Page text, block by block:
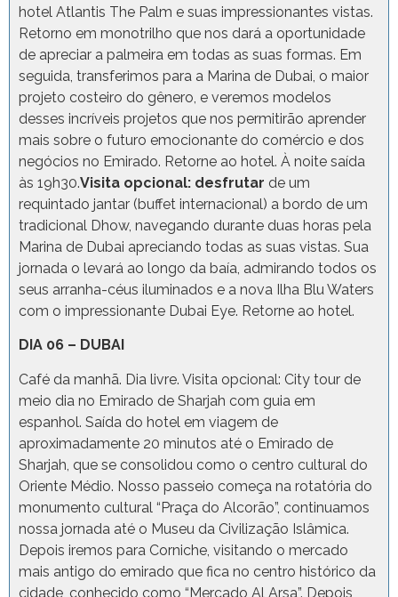
hotel Atlantis The Palm e suas impressionantes vistas.
Retorno em monotrilho que nos dará a oportunidade
de apreciar a palmeira em todas as suas formas. Em
seguida, transferimos para a Marina de Dubai, o maior
projeto costeiro do gênero, e veremos modelos
desses incríveis projetos que nos permitirão aprender
mais sobre o futuro emocionante do comércio e dos
negócios no Emirado. Retorne ao hotel. À noite saída
às 19h30.Visita opcional: desfrutar de um
requintado jantar (buffet internacional) a bordo de um
tradicional Dhow, navegando durante duas horas pela
Marina de Dubai apreciando todas as suas vistas. Sua
jornada o levará ao longo da baía, admirando todos os
seus arranha-céus iluminados e a nova Ilha Blu Waters
com o impressionante Dubai Eye. Retorne ao hotel.
DIA 06 – DUBAI
Café da manhã. Dia livre. Visita opcional: City tour de
meio dia no Emirado de Sharjah com guia em
espanhol. Saída do hotel em viagem de
aproximadamente 20 minutos até o Emirado de
Sharjah, que se consolidou como o centro cultural do
Oriente Médio. Nosso passeio começa na rotatória do
monumento cultural “Praça do Alcorão”, continuamos
nossa jornada até o Museu da Civilização Islâmica.
Depois iremos para Corniche, visitando o mercado
mais antigo do emirado que fica no centro histórico da
cidade, conhecido como “Mercado Al Arsa”. Depois